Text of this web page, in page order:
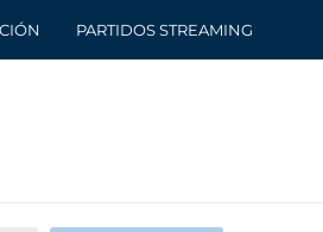
PARTIDOS STREAMING